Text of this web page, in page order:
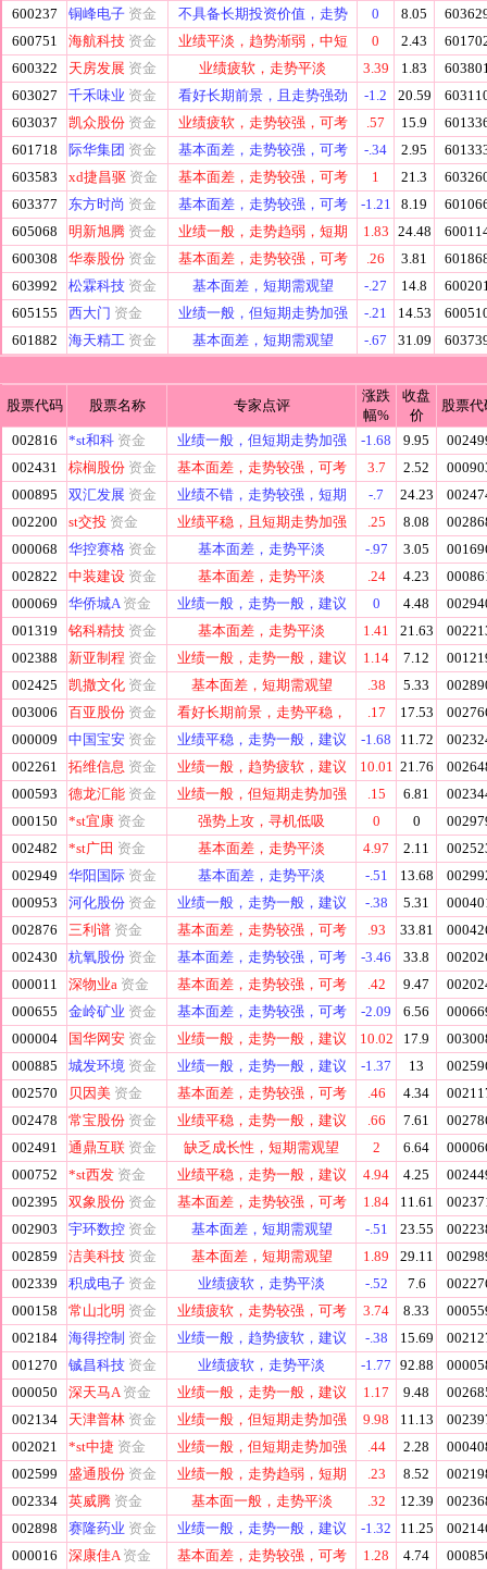
600237
铜峰电子 资金 不具备长期投资价值，走势 0 8.05
600751
海航科技 资金 业绩平淡，趋势渐弱，中短 0 2.43
600322
天房发展 资金 业绩疲软，走势平淡 3.39 1.83
603027
千禾味业 资金 看好长期前景，且走势强劲 -1.2 20.59
603037
凯众股份 资金 业绩疲软，走势较强，可考 .57 15.9
601718
际华集团 资金 基本面差，走势较强，可考 -.34 2.95
603583
xd捷昌驱 资金 基本面差，走势较强，可考 1 21.3
603377
东方时尚 资金 基本面差，走势较强，可考 -1.21 8.19
605068
明新旭腾 资金 业绩一般，走势趋弱，短期 1.83 24.48
600308
华泰股份 资金 基本面差，走势较强，可考 .26 3.81
603992
松霖科技 资金 基本面差，短期需观望 -.27 14.8
605155
西大门 资金 业绩一般，但短期走势加强 -.21 14.53
601882
海天精工 资金 基本面差，短期需观望 -.67 31.09
股票代码 股票名称 专家点评
涨跌
幅%
收盘
价
股票代
002816 *st和科 资金 业绩一般，但短期走势加强 -1.68 9.95
002431
棕榈股份 资金 基本面差，走势较强，可考 3.7 2.52
000895
双汇发展 资金 业绩不错，走势较强，短期 -.7 24.23
002200
st交投 资金 业绩平稳，且短期走势加强 .25 8.08
000068
华控赛格 资金 基本面差，走势平淡 -.97 3.05
002822
中装建设 资金 基本面差，走势平淡 .24 4.23
000069
华侨城A 资金 业绩一般，走势一般，建议 0 4.48
001319
铭科精技 资金 基本面差，走势平淡 1.41 21.63
002388
新亚制程 资金 业绩一般，走势一般，建议 1.14 7.12
002425
凯撒文化 资金 基本面差，短期需观望 .38 5.33
003006
百亚股份 资金 看好长期前景，走势平稳， .17 17.53
000009
中国宝安 资金 业绩平稳，走势一般，建议 -1.68 11.72
002261
拓维信息 资金 业绩一般，趋势疲软，建议 10.01 21.76
000593
德龙汇能 资金 业绩一般，但短期走势加强 .15 6.81
000150
*st宜康 资金 强势上攻，寻机低吸 0 0
002482
*st广田 资金 基本面差，走势平淡 4.97 2.11
002949
华阳国际 资金 基本面差，走势平淡 -.51 13.68
000953
河化股份 资金 业绩一般，走势一般，建议 -.38 5.31
002876
三利谱 资金 基本面差，走势较强，可考 .93 33.81
002430
杭氧股份 资金 基本面差，走势较强，可考 -3.46 33.8
000011
深物业a 资金 基本面差，走势较强，可考 .42 9.47
000655
金岭矿业 资金 基本面差，走势较强，可考 -2.09 6.56
000004
国华网安 资金 业绩一般，走势一般，建议 10.02 17.9
000885
城发环境 资金 业绩一般，走势一般，建议 -1.37 13
002570
贝因美 资金 基本面差，走势较强，可考 .46 4.34
002478
常宝股份 资金 业绩平稳，走势一般，建议 .66 7.61
002491
通鼎互联 资金 缺乏成长性，短期需观望 2 6.64
000752
*st西发 资金 业绩平稳，走势一般，建议 4.94 4.25
002395
双象股份 资金 基本面差，走势较强，可考 1.84 11.61
002903
宇环数控 资金 基本面差，短期需观望 -.51 23.55
002859
洁美科技 资金 基本面差，短期需观望 1.89 29.11
002339
积成电子 资金 业绩疲软，走势平淡 -.52 7.6
000158
常山北明 资金 业绩疲软，走势较强，可考 3.74 8.33
002184
海得控制 资金 业绩一般，趋势疲软，建议 -.38 15.69
001270
铖昌科技 资金 业绩疲软，走势平淡 -1.77 92.88
000050
深天马A 资金 业绩一般，走势一般，建议 1.17 9.48
002134
天津普林 资金 业绩一般，但短期走势加强 9.98 11.13
002021
*st中捷 资金 业绩一般，但短期走势加强 .44 2.28
002599
盛通股份 资金 业绩一般，走势趋弱，短期 .23 8.52
002334
英威腾 资金 基本面一般，走势平淡 .32 12.39
002898
赛隆药业 资金 业绩一般，走势一般，建议 -1.32 11.25
000016
深康佳A 资金 基本面差，走势较强，可考 1.28 4.74